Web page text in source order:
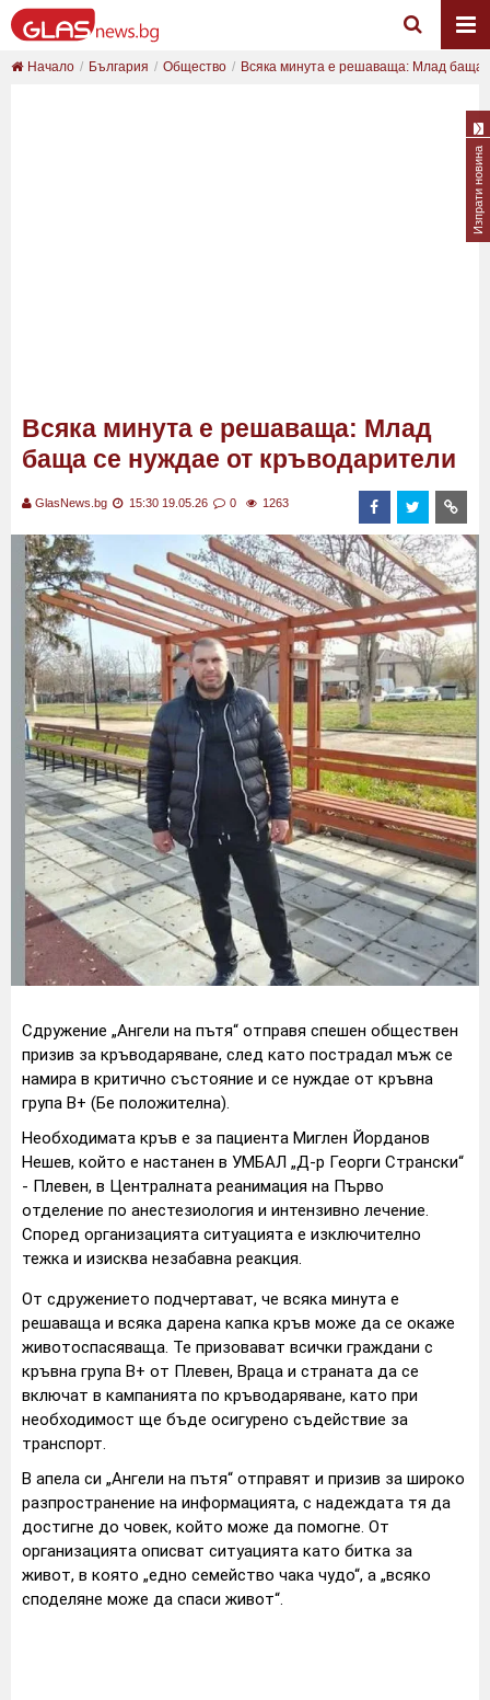
Начало България Общество Всяка минута е решаваща: Млад баща
Всяка минута е решаваща: Млад
баща се нуждае от кръводарители
GlasNews.bg 15:30 19.05.26 0 1263
Сдружение „Ангели на пътя“ отправя спешен обществен
призив за кръводаряване, след като пострадал мъж се
намира в критично състояние и се нуждае от кръвна
група B+ (Бе положителна).
Необходимата кръв е за пациента Миглен Йорданов
Нешев, който е настанен в УМБАЛ „Д-р Георги Странски“
- Плевен, в Централната реанимация на Първо
отделение по анестезиология и интензивно лечение.
Според организацията ситуацията е изключително
тежка и изисква незабавна реакция.
От сдружението подчертават, че всяка минута е
решаваща и всяка дарена капка кръв може да се окаже
животоспасяваща. Те призовават всички граждани с
кръвна група B+ от Плевен, Враца и страната да се
включат в кампанията по кръводаряване, като при
необходимост ще бъде осигурено съдействие за
транспорт.
В апела си „Ангели на пътя“ отправят и призив за широко
разпространение на информацията, с надеждата тя да
достигне до човек, който може да помогне. От
организацията описват ситуацията като битка за
живот, в която „едно семейство чака чудо“, а „всяко
споделяне може да спаси живот“.
Изпрати новина